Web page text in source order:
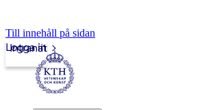
Till innehåll på sidan
Intranät
Logga in